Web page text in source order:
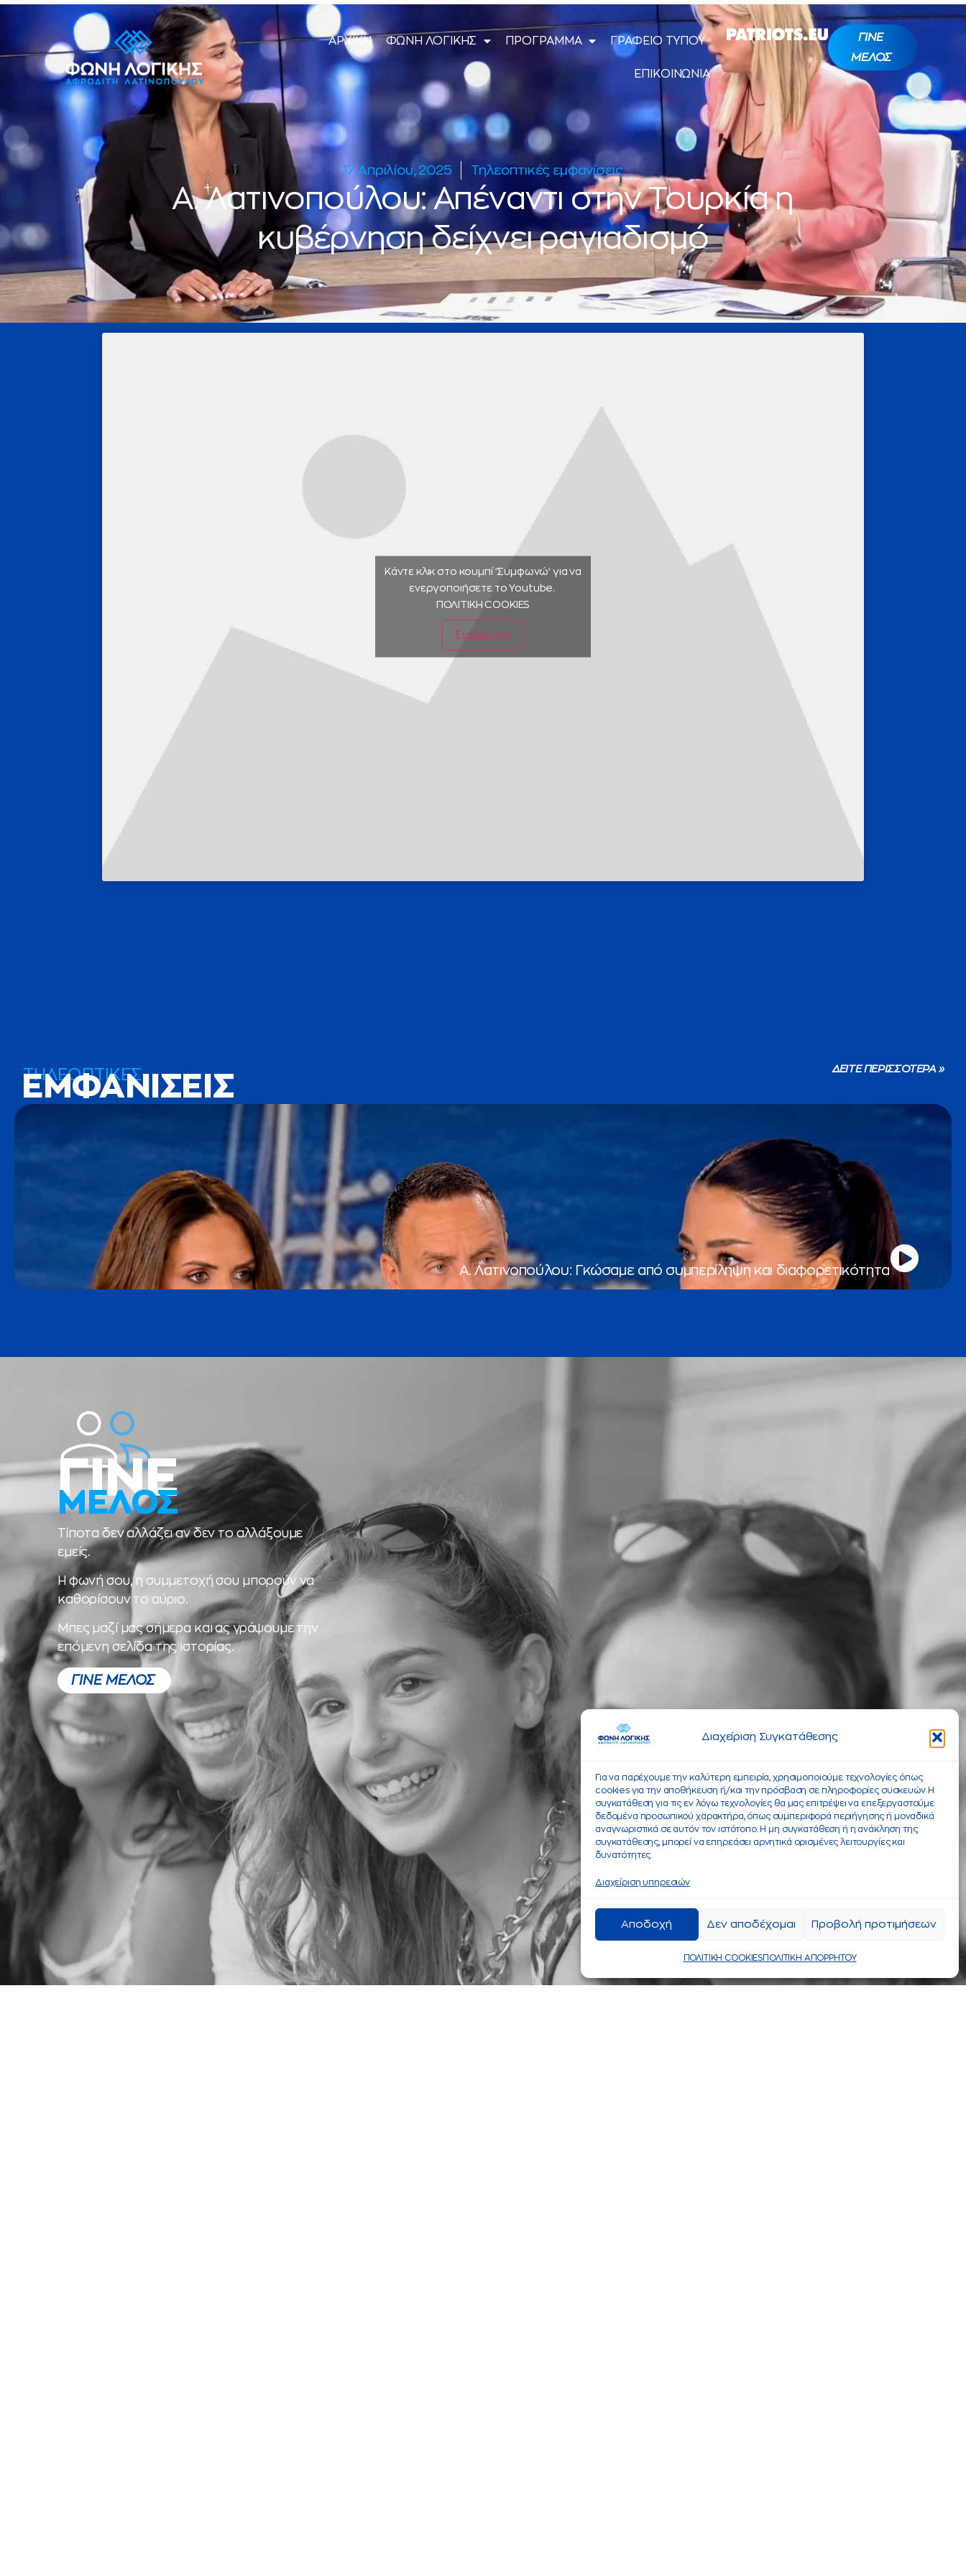
Διαχείριση Συγκατάθεσης
Για να παρέχουμε την καλύτερη εμπειρία, χρησιμοποιούμε τεχνολογίες όπως
cookies για την αποθήκευση ή/και την πρόσβαση σε πληροφορίες συσκευών. Η
συγκατάθεση για τις εν λόγω τεχνολογίες θα μας επιτρέψει να επεξεργαστούμε
δεδομένα προσωπικού χαρακτήρα, όπως συμπεριφορά περιήγησης ή μοναδικά
αναγνωριστικά σε αυτόν τον ιστότοπο. Η μη συγκατάθεση ή η ανάκληση της
συγκατάθεσης, μπορεί να επηρεάσει αρνητικά ορισμένες λειτουργίες και
δυνατότητες.
Διαχείριση υπηρεσιών
Αποδοχή Δεν αποδέχομαι Προβολή προτιμήσεων
ΠΟΛΙΤΙΚΗ COOKIESΠΟΛΙΤΙΚΗ ΑΠΟΡΡΗΤΟΥ
ΑΡΧΙΚΗ ΦΩΝΗ ΛΟΓΙΚΗΣ ΠΡΟΓΡΑΜΜΑ ΓΡΑΦΕΙΟ ΤΥΠΟΥ
ΕΠΙΚΟΙΝΩΝΙΑ
ΓΙΝΕ
ΜΕΛΟΣ
17 Απριλίου, 2025 Τηλεοπτικές εμφανίσεις
Α. Λατινοπούλου: Απέναντι στην Τουρκία η
κυβέρνηση δείχνει ραγιαδισμό
Κάντε κλικ στο κουμπί 'Συμφωνώ' για να
ενεργοποιήσετε το Youtube.
ΠΟΛΙΤΙΚΗ COOKIES
Συμφωνώ
ΤΗΛΕΟΠΤΙΚΕΣ
ΕΜΦΑΝΙΣΕΙΣ
ΔΕΙΤΕ ΠΕΡΙΣΣΟΤΕΡΑ »
Α. Λατινοπούλου: Γκώσαμε από συμπερίληψη και διαφορετικότητα
ΓΙΝΕ
ΜΕΛΟΣ
Τίποτα δεν αλλάζει αν δεν το αλλάξουμε
εμείς.
Η φωνή σου, η συμμετοχή σου μπορούν να
καθορίσουν το αύριο.
Μπες μαζί μας σήμερα και ας γράψουμε την
επόμενη σελίδα της ιστορίας.
ΓΙΝΕ ΜΕΛΟΣ